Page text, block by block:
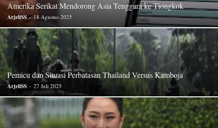
Amerika Serikat Mendorong Asia Tenggara ke Tiongkok
ArjeliSS - 18 Agustus 2025
Pemicu dan Situasi Perbatasan Thailand Versus Kamboja
ArjeliSS - 27 Juli 2025